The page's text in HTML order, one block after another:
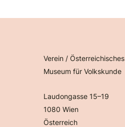
Verein / Österreichisches
Museum für Volkskunde
Laudongasse 15–19
1080 Wien
Österreich